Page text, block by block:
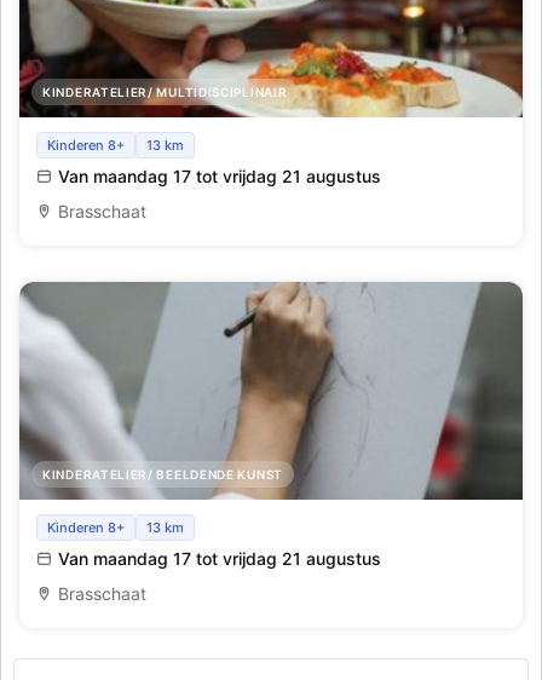
KINDERATELIER/ MULTIDISCIPLINAIR
Pop-up Restaurant_Brasschaat_Week 8
Kinderen 8+ 13 km
Van maandag 17 tot vrijdag 21 augustus
Brasschaat
KINDERATELIER/ BEELDENDE KUNST
Tekenkamp_Brasschaat_Zomer 8
Kinderen 8+ 13 km
Van maandag 17 tot vrijdag 21 augustus
Brasschaat